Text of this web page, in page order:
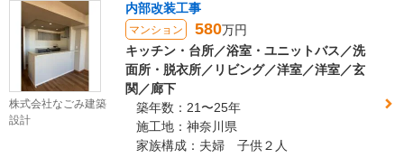
株式会社なごみ建築
設計
内部改装工事
マンション 580万円
キッチン・台所／浴室・ユニットバス／洗
面所・脱衣所／リビング／洋室／洋室／玄
関／廊下
築年数：21〜25年
施工地：神奈川県
家族構成：夫婦 子供２人